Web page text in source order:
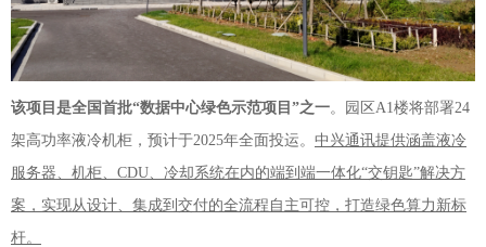
该项目是全国首批“数据中心绿色示范项目”之一。园区A1楼将部署24
架高功率液冷机柜，预计于2025年全面投运。 中兴通讯提供涵盖液冷
服务器、机柜、CDU、冷却系统在内的端到端一体化“交钥匙”解决方
案，实现从设计、集成到交付的全流程自主可控，打造绿色算力新标
杆。